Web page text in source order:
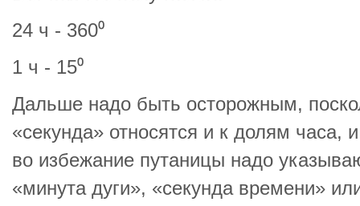
24 ч - 360⁰
1 ч - 15⁰
Дальше надо быть осторожным,
«секунда» относятся и к долям часа,
во избежание путаницы надо
«минута дуги», «секунда времени»